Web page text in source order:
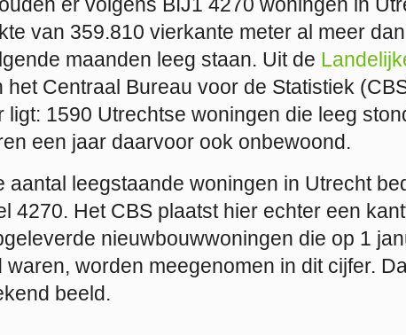
van 359.810 vierkante meter al meer
maanden leeg staan. Uit de
het Centraal Bureau voor de Statistiek
ligt: 1590 Utrechtse woningen die leeg
een jaar daarvoor ook onbewoond.
aantal leegstaande woningen in Utrecht
4270. Het CBS plaatst hier echter een
nieuwbouwwoningen die op 1
waren, worden meegenomen in dit cijfer.
beeld.